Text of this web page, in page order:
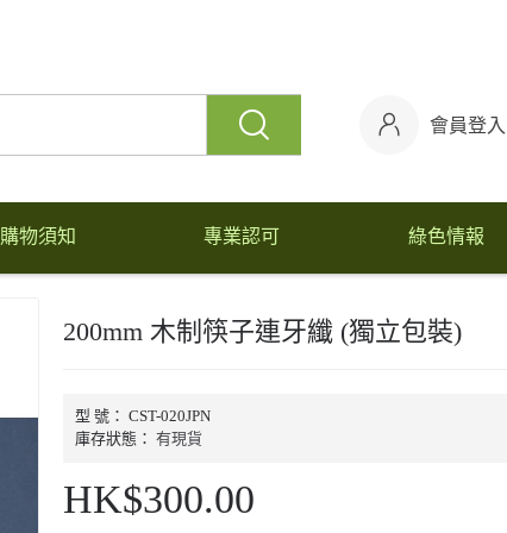
會員登入
購物須知 專業認可 綠色情報
200mm 木制筷子連牙纖 (獨立包裝)
型 號： CST-020JPN
庫存狀態： 有現貨
HK$300.00